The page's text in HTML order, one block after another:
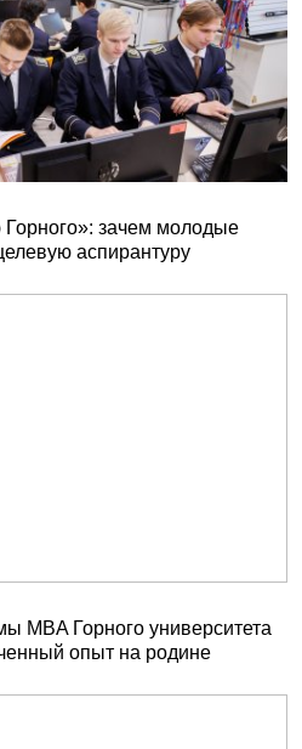
Горного»: зачем молодые
аспирантуру
MBA Горного университета
опыт на родине